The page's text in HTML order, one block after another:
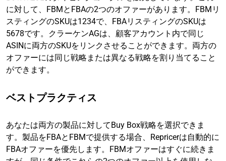
に対して、FBMとFBAの2つのオファーがあります。FBMリ
スティングのSKUは1234で、FBAリスティングのSKUは
5678です。クラーケンAGは、顧客アカウント内で同じ
ASINに両方のSKUをリンクさせることができます。両方の
オファーには同じ戦略または異なる戦略を割り当てること
ができます。
ベストプラクティス
あなたは両方の製品に対してBuy Box戦略を選択できま
す。製品をFBAとFBMで提供する場合、Repricerは自動的に
FBAオファーを優先します。FBMオファーはすぐに続きま